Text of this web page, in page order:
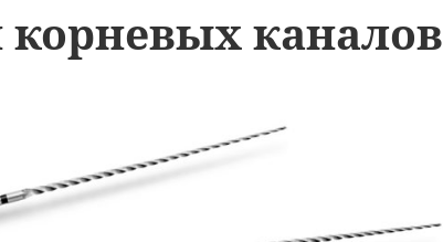
корневых каналов